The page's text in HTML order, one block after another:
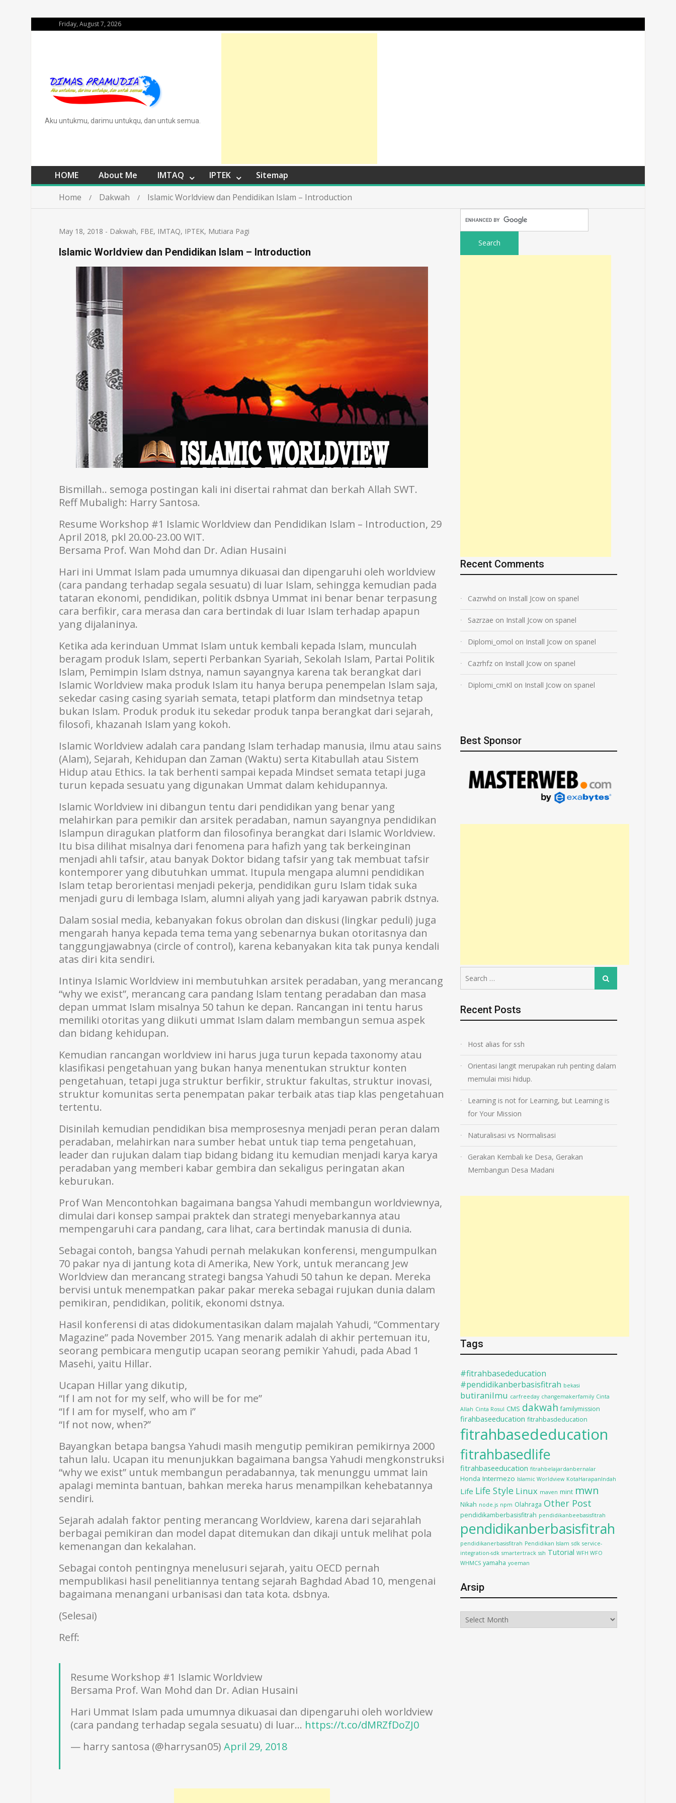
Friday, August 7, 2026
Aku untukmu, darimu untukqu, dan untuk semua.
HOME About Me IMTAQ IPTEK
Sitemap
Home
Dakwah Islamic Worldview dan Pendidikan Islam – Introduction
May 18, 2018 - Dakwah, FBE, IMTAQ, IPTEK, Mutiara Pagi
Islamic Worldview dan Pendidikan Islam – Introduction
Bismillah.. semoga postingan kali ini disertai rahmat dan berkah Allah SWT.
Reff Mubaligh: Harry Santosa.
Resume Workshop #1 Islamic Worldview dan Pendidikan Islam – Introduction, 29
April 2018, pkl 20.00-23.00 WIT.
Bersama Prof. Wan Mohd dan Dr. Adian Husaini
Hari ini Ummat Islam pada umumnya dikuasai dan dipengaruhi oleh worldview
(cara pandang terhadap segala sesuatu) di luar Islam, sehingga kemudian pada
tataran ekonomi, pendidikan, politik dsbnya Ummat ini benar benar terpasung
cara berfikir, cara merasa dan cara bertindak di luar Islam terhadap apapun
yang dijalaninya.
Ketika ada kerinduan Ummat Islam untuk kembali kepada Islam, munculah
beragam produk Islam, seperti Perbankan Syariah, Sekolah Islam, Partai Politik
Islam, Pemimpin Islam dstnya, namun sayangnya karena tak berangkat dari
Islamic Worldview maka produk Islam itu hanya berupa penempelan Islam saja,
sekedar casing casing syariah semata, tetapi platform dan mindsetnya tetap
bukan Islam. Produk produk itu sekedar produk tanpa berangkat dari sejarah,
filosofi, khazanah Islam yang kokoh.
Islamic Worldview adalah cara pandang Islam terhadap manusia, ilmu atau sains
(Alam), Sejarah, Kehidupan dan Zaman (Waktu) serta Kitabullah atau Sistem
Hidup atau Ethics. Ia tak berhenti sampai kepada Mindset semata tetapi juga
turun kepada sesuatu yang digunakan Ummat dalam kehidupannya.
Islamic Worldview ini dibangun tentu dari pendidikan yang benar yang
melahirkan para pemikir dan arsitek peradaban, namun sayangnya pendidikan
Islampun diragukan platform dan filosofinya berangkat dari Islamic Worldview.
Itu bisa dilihat misalnya dari fenomena para hafizh yang tak berkeinginan
menjadi ahli tafsir, atau banyak Doktor bidang tafsir yang tak membuat tafsir
kontemporer yang dibutuhkan ummat. Itupula mengapa alumni pendidikan
Islam tetap berorientasi menjadi pekerja, pendidikan guru Islam tidak suka
menjadi guru di lembaga Islam, alumni aliyah yang jadi karyawan pabrik dstnya.
Dalam sosial media, kebanyakan fokus obrolan dan diskusi (lingkar peduli) juga
mengarah hanya kepada tema tema yang sebenarnya bukan otoritasnya dan
tanggungjawabnya (circle of control), karena kebanyakan kita tak punya kendali
atas diri kita sendiri.
Intinya Islamic Worldview ini membutuhkan arsitek peradaban, yang merancang
“why we exist”, merancang cara pandang Islam tentang peradaban dan masa
depan ummat Islam misalnya 50 tahun ke depan. Rancangan ini tentu harus
memiliki otoritas yang diikuti ummat Islam dalam membangun semua aspek
dan bidang kehidupan.
Kemudian rancangan worldview ini harus juga turun kepada taxonomy atau
klasifikasi pengetahuan yang bukan hanya menentukan struktur konten
pengetahuan, tetapi juga struktur berfikir, struktur fakultas, struktur inovasi,
struktur komunitas serta penempatan pakar terbaik atas tiap klas pengetahuan
tertentu.
Disinilah kemudian pendidikan bisa memprosesnya menjadi peran peran dalam
peradaban, melahirkan nara sumber hebat untuk tiap tema pengetahuan,
leader dan rujukan dalam tiap bidang bidang itu kemudian menjadi karya karya
peradaban yang memberi kabar gembira dan sekaligus peringatan akan
keburukan.
Prof Wan Mencontohkan bagaimana bangsa Yahudi membangun worldviewnya,
dimulai dari konsep sampai praktek dan strategi menyebarkannya atau
mempengaruhi cara pandang, cara lihat, cara bertindak manusia di dunia.
Sebagai contoh, bangsa Yahudi pernah melakukan konferensi, mengumpulkan
70 pakar nya di jantung kota di Amerika, New York, untuk merancang Jew
Worldview dan merancang strategi bangsa Yahudi 50 tahun ke depan. Mereka
bervisi untuk menempatkan pakar pakar mereka sebagai rujukan dunia dalam
pemikiran, pendidikan, politik, ekonomi dstnya.
Hasil konferensi di atas didokumentasikan dalam majalah Yahudi, “Commentary
Magazine” pada November 2015. Yang menarik adalah di akhir pertemuan itu,
seorang pembicara mengutip ucapan seorang pemikir Yahudi, pada Abad 1
Masehi, yaitu Hillar.
Ucapan Hillar yang dikutip,
“If I am not for my self, who will be for me”
“If I am for myself, who am i”
“If not now, when?”
Bayangkan betapa bangsa Yahudi masih mengutip pemikiran pemikirnya 2000
tahun lalu. Ucapan itu menunjukkan bagaimana bangsa Yahudi mengkonstruksi
“why we exist” untuk membangun peradabannya, tak menunggu ummat lain
apalagi meminta bantuan, bahkan mereka harus menampilkan kehebatannya
sendiri.
Sejarah adalah faktor penting merancang Worldview, karena dari sejarahlah
berbagai pemikiran dan model dapat ditemukan dan dikaji untuk melihat pola
kemenangan dan kekalahan.
Sebagai contoh pentingnya menelusuri sejarah, yaitu OECD pernah
mempublikasi hasil penelitiannya tentang sejarah Baghdad Abad 10, mengenai
bagaimana menangani urbanisasi dan tata kota. dsbnya.
(Selesai)
Reff:
Resume Workshop #1 Islamic Worldview
Bersama Prof. Wan Mohd dan Dr. Adian Husaini
Hari Ummat Islam pada umumnya dikuasai dan dipengaruhi oleh worldview
(cara pandang terhadap segala sesuatu) di luar… https://t.co/dMRZfDoZJ0
— harry santosa (@harrysan05) April 29, 2018
Recent Comments
Cazrwhd on Install Jcow on spanel
Sazrzae on Install Jcow on spanel
Diplomi_omol on Install Jcow on spanel
Cazrhfz on Install Jcow on spanel
Diplomi_cmKl on Install Jcow on spanel
Best Sponsor
for:
Search
Recent Posts
Host alias for ssh
Orientasi langit merupakan ruh penting dalam
memulai misi hidup.
Learning is not for Learning, but Learning is
for Your Mission
Naturalisasi vs Normalisasi
Gerakan Kembali ke Desa, Gerakan
Membangun Desa Madani
Tags
#fitrahbasededucation
#pendidikanberbasisfitrah bekasi
butiranilmu carfreeday changemakerfamily Cinta
Allah Cinta Rosul CMS dakwah familymission
firahbaseeducation fitrahbasdeducation
fitrahbasededucation
fitrahbasedlife
fitrahbaseeducation fitrahbelajardanbernalar
Honda Intermezo Islamic Worldview KotaHarapanIndah
Life Life Style Linux maven mint mwn
Nikah node.js npm Olahraga Other Post
pendidikamberbasisfitrah pendidikanbeebasisfitrah
pendidikanberbasisfitrah
pendidikanerbasisfitrah Pendidikan Islam sdk service-
integration-sdk smartertrack ssh Tutorial WFH WFO
WHMCS yamaha yoeman
Arsip
Arsip